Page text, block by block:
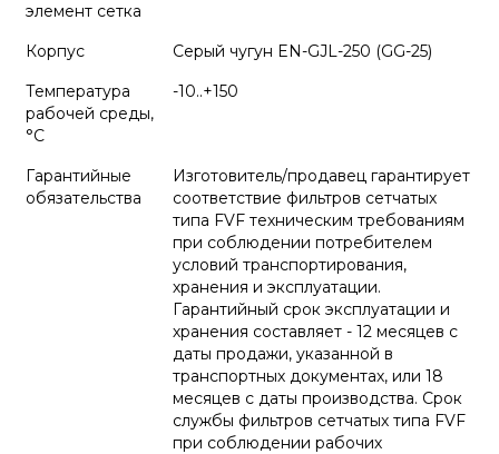
элемент сетка
Корпус
Серый чугун EN-GJL-250 (GG-25)
Температура
рабочей среды,
°С
-10..+150
Гарантийные
обязательства
Изготовитель/продавец гарантирует
соответствие фильтров сетчатых
типа FVF техническим требованиям
при соблюдении потребителем
условий транспортирования,
хранения и эксплуатации.
Гарантийный срок эксплуатации и
хранения составляет - 12 месяцев с
даты продажи, указанной в
транспортных документах, или 18
месяцев с даты производства. Срок
службы фильтров сетчатых типа FVF
при соблюдении рабочих